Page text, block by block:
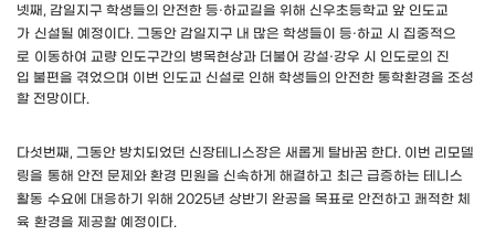
넷째 , 감일지구 학생들의 안전한 등·하교길을 위해 신우초등학교 앞 인도교
가 신설될 예정이다.그동안 감일지구 내 많은 학생들이 등·하교 시 집중적으
로 이동하여 교량 인도구간의 병목현상과 더불어 강설·강우 시 인도로의 진
입 불편을 겪었으며 이번 인도교 신설로 인해 학생들의 안전한 통학환경을 조성
할 전망이다.
다섯번째 , 그동안 방치되었던 신장테니스장은 새롭게 탈바꿈 한다. 이번 리모델
링을 통해 안전 문제와 환경 민원을 신속하게 해결하고 최근 급증하는 테니스
활동 수요에 대응하기 위해2025년 상반기 완공을 목표로 안전하고 쾌적한 체
육 환경을 제공할 예정이다.